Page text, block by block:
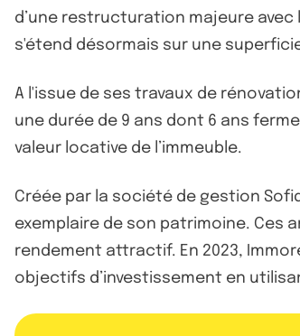
d’une restructuration majeure
s'étend désormais sur une
A l'issue de ses travaux de
une durée de 9 ans dont 6 ans
valeur locative de l’immeuble.
Créée par la société de gestion
exemplaire de son patrimoine.
rendement attractif. En 2023,
objectifs d’investissement en